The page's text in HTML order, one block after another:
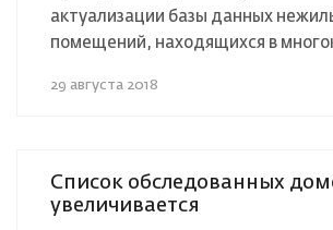
актуализации базы данных
помещений, находящихся в
29 августа 2018
Список обследованных
увеличивается